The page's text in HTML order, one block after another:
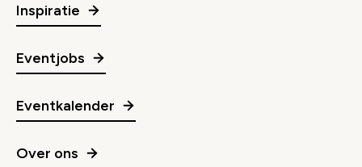
Inspiratie
Eventjobs
Eventkalender
Over ons